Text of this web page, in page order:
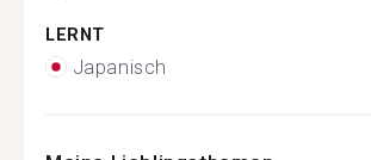
LERNT
Japanisch